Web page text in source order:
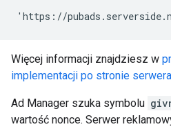
'https://
Więcej informacji znajdziesz w
implementacji po stronie
Ad Manager szuka symbolu
wartość nonce. Serwer